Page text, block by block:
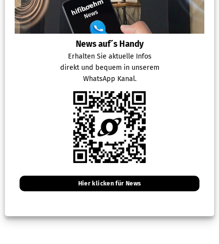
News auf´s Handy
Erhalten Sie aktuelle Infos
direkt und bequem in unserem
WhatsApp Kanal.
Hier klicken für News